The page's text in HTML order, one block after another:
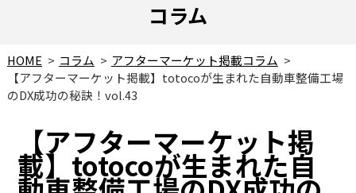
コラム
HOME コラム
アフターマーケット掲載コラム
【アフターマーケット掲載】totocoが生まれた自動車整備工場
のDX成功の秘訣！vol.43
【アフターマーケット掲
載】totocoが生まれた自